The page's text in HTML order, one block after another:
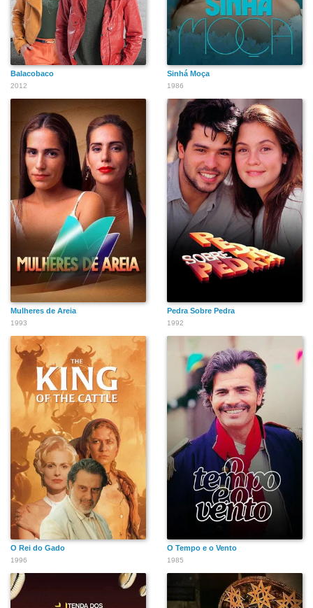
Balacobaco
2012
Sinhá Moça
1986
Mulheres de Areia
1993
Pedra Sobre Pedra
1992
O Rei do Gado
1996
O Tempo e o Vento
1985